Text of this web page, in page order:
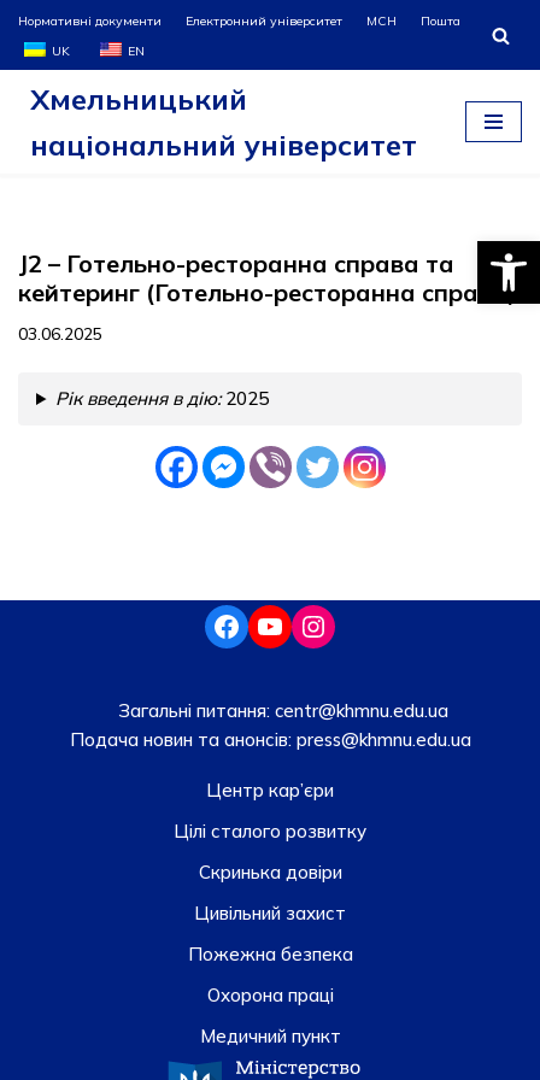
Перейти
до
Нормативні документи Електронний університет МСН
Пошта
UK
EN
Хмельницький
національний університет
J2 – Готельно-ресторанна справа та
кейтеринг (Готельно-ресторанна справа)
03.06.2025
Рік введення в дію:2025
Загальні питання: centr@khmnu.edu.ua
Подача новин та анонсів:press@khmnu.edu.ua
Центр кар’єри
Цілі сталого розвитку
Скринька довiри
Цивільний захист
Пожежна безпека
Охорона праці
Медичний пункт